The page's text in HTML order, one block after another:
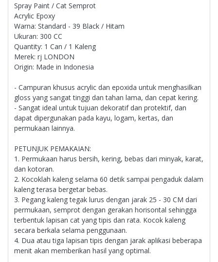
Spray Paint / Cat Semprot
Acrylic Epoxy
Warna: Standard - 39 Black / Hitam
Ukuran: 300 CC
Quantity: 1 Can / 1 Kaleng
Merek: rj LONDON
Origin: Made in Indonesia
- Campuran khusus acrylic dan epoxida untuk menghasilkan
gloss yang sangat tinggi dan tahan lama, dan cepat kering.
- Sangat ideal untuk tujuan dekoratif dan protektif, dan
dapat dipergunakan pada kayu, logam, kertas, dan
permukaan lainnya.
PETUNJUK PEMAKAIAN:
1. Permukaan harus bersih, kering, bebas dari minyak, karat,
dan kotoran.
2. Kocoklah kaleng selama 60 detik sampai pengaduk dalam
kaleng terasa bergetar bebas.
3. Pegang kaleng tegak lurus dengan jarak 25 - 30 CM dari
permukaan, semprot dengan gerakan horisontal sehingga
terbentuk lapisan cat yang tipis dan rata. Kocok kaleng
secara berkala selama penggunaan.
4. Dua atau tiga lapisan tipis dengan jarak aplikasi beberapa
menit akan memberikan hasil yang optimal.